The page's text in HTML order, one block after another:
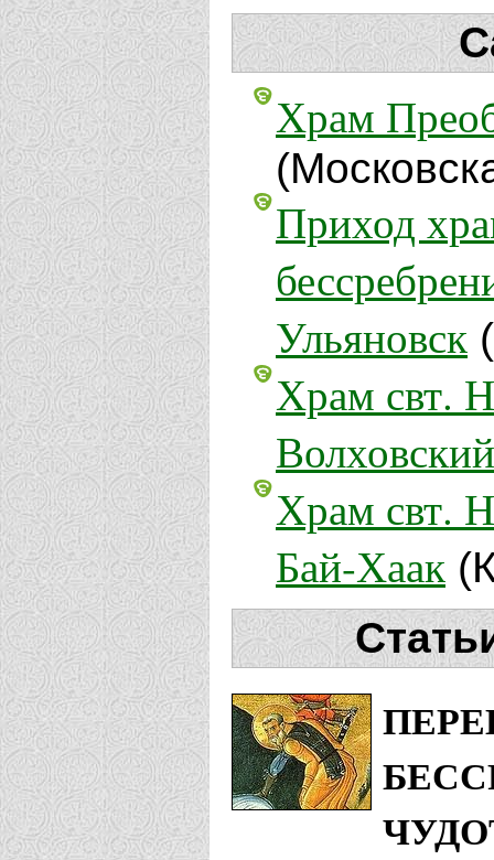
Храм
Приход
Ульяновск
Храм свт.
Волховский
Храм свт.
Бай-Хаак